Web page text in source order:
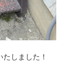
しました！